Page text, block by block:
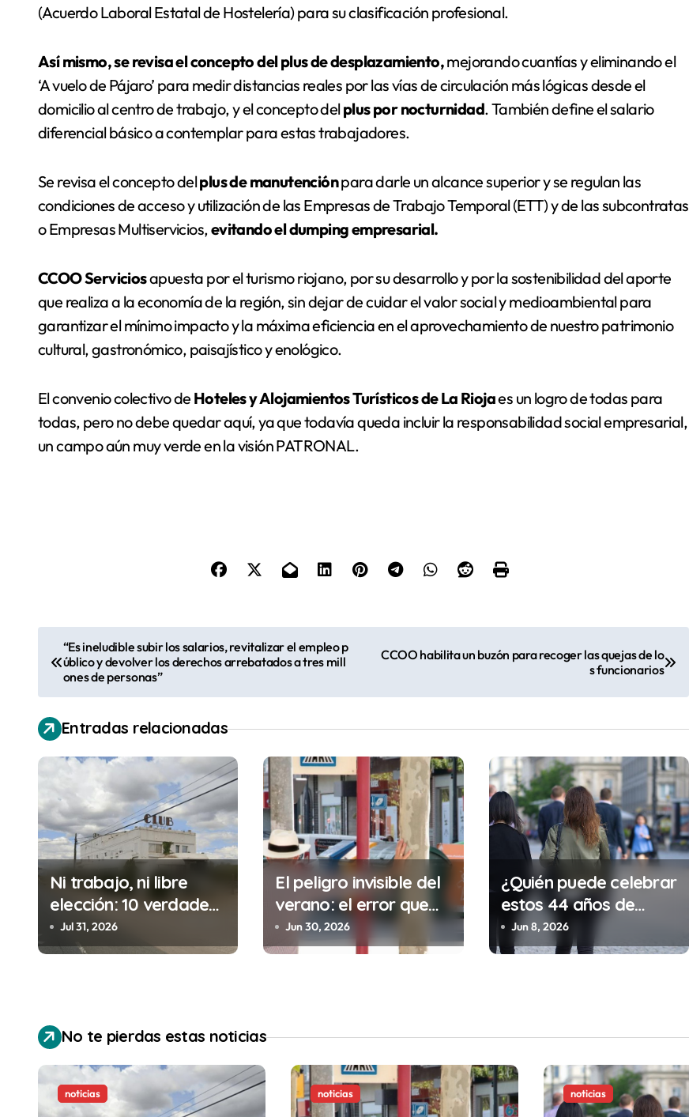
(Acuerdo Laboral Estatal de Hostelería) para su clasificación profesional.
Así mismo, se revisa el concepto del plus de desplazamiento,mejorando cuantías y eliminando el
‘A vuelo de Pájaro’ para medir distancias reales por las vías de circulación más lógicas desde el
domicilio al centro de trabajo, y el concepto delplus por nocturnidad. También define el salario
diferencial básico a contemplar para estas trabajadores.
Se revisa el concepto delplus de manutenciónpara darle un alcance superior y se regulan las
condiciones de acceso y utilización de las Empresas de Trabajo Temporal (ETT) y de las subcontratas
o Empresas Multiservicios,evitando el dumping empresarial.
CCOO Serviciosapuesta por el turismo riojano, por su desarrollo y por la sostenibilidad del aporte
que realiza a la economía de la región, sin dejar de cuidar el valor social y medioambiental para
garantizar el mínimo impacto y la máxima eficiencia en el aprovechamiento de nuestro patrimonio
cultural, gastronómico, paisajístico y enológico.
El convenio colectivo de Hoteles y Alojamientos Turísticos de La Riojaes un logro de todas para
todas, pero no debe quedar aquí, ya que todavía queda incluir la responsabilidad social empresarial,
un campo aún muy verde en la visión PATRONAL.
v
e
g
a
c
i
ó
n
e
n
“Es ineludible subir los salarios, revitalizar el empleo p
úblico y devolver los derechos arrebatados a tres mill
ones de personas”
CCOO habilita un buzón para recoger las quejas de lo
s funcionarios
Entradas relacionadas
Ni trabajo, ni libre
elección: 10 verdades
urgentes sobre la
abolición de la
Jul 31, 2026
El peligro invisible del
verano: el error que
cometes cada 30
minutos en tu trabajo
Jun 30, 2026
¿Quién puede celebrar
estos 44 años de
autonomía?
Jun 8, 2026
No te pierdas estas noticias
noticias noticias noticias